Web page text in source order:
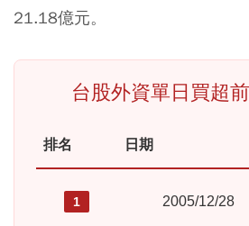
21.18億元。
台股外資單日買超
排名 日期
1 2005/12/28